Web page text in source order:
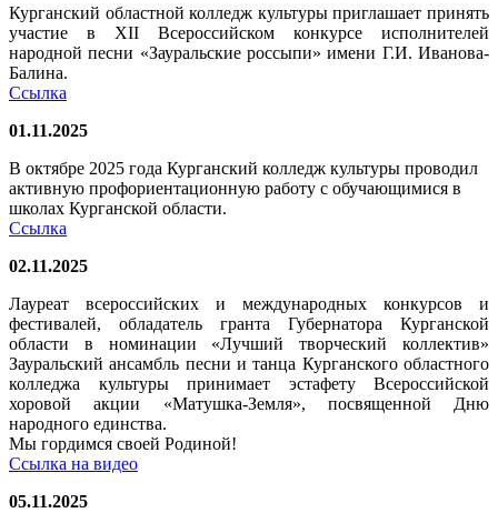
Курганский областной колледж культуры приглашает принять
участие в XII Всероссийском конкурсе исполнителей
народной песни «Зауральские россыпи» имени Г.И. Иванова-
Балина.
Ссылка
01.11.2025
В октябре 2025 года Курганский колледж культуры проводил
активную профориентационную работу с обучающимися в
школах Курганской области.
Ссылка
02.11.2025
Лауреат всероссийских и международных конкурсов и
фестивалей, обладатель гранта Губернатора Курганской
области в номинации «Лучший творческий коллектив»
Зауральский ансамбль песни и танца Курганского областного
колледжа культуры принимает эстафету Всероссийской
хоровой акции «Матушка-Земля», посвященной Дню
народного единства.
Мы гордимся своей Родиной!
Ссылка на видео
05.11.2025